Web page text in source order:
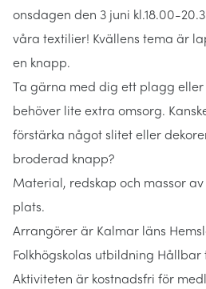
onsdagen den 3 juni kl.18.00-
våra textilier! Kvällens tema är
en knapp.
Ta gärna med dig ett plagg
behöver lite extra omsorg.
förstärka något slitet eller
broderad knapp?
Material, redskap och massor
plats.
Arrangörer är Kalmar läns
Folkhögskolas utbildning Hållbar
Aktiviteten är kostnadsfri för